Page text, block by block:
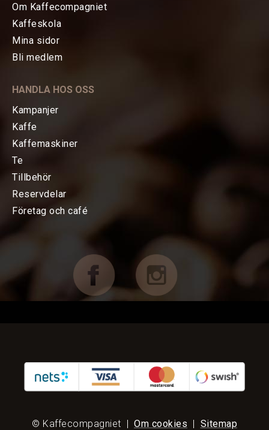
HEM
TE
KAFFEMASKINER
FÖRETAG OCH CAFÉ
RESERVDELAR
Uppgraderingsutrustning
Alla Reservdelar
KUNDTJÄNST
Om Kaffecompagniet
Kaffeskola
Mina sidor
Bli medlem
HANDLA HOS OSS
Kampanjer
Kaffe
Kaffemaskiner
Te
Tillbehör
Reservdelar
Företag och café
© Kaffecompagniet | Om cookies | Sitemap